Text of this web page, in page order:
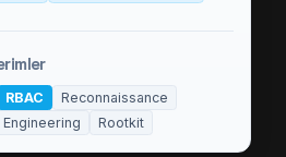
RBAC
Reconnaissance
Rootkit